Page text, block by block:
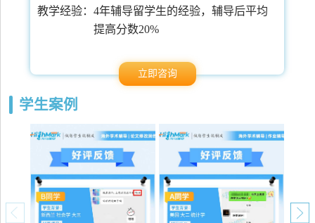
教学经验：4年辅导留学生的经验，辅导后平均
提高分数20%
立即咨询
学生案例